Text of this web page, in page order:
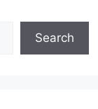
Search